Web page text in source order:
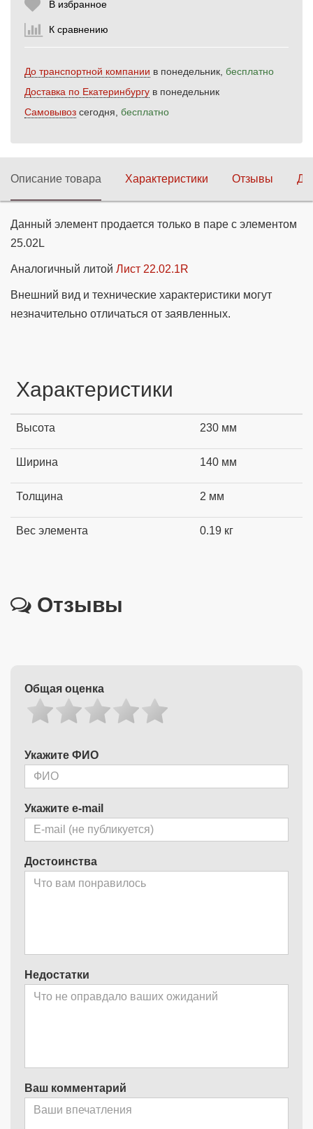
Продолжить
В избранное
К сравнению
До транспортной компании в понедельник, бесплатно
Доставка по Екатеринбургу в понедельник
Самовывоз сегодня, бесплатно
Описание товара Характеристики Отзывы
Данный элемент продается только в паре с элементом
25.02L
Аналогичный литой Лист 22.02.1R
Внешний вид и технические характеристики могут
незначительно отличаться от заявленных.
Характеристики
Высота 230 мм
Ширина 140 мм
Толщина 2 мм
Вес элемента 0.19 кг
Отзывы
Общая оценка
Укажите ФИО
Укажите e-mail
Достоинства
Недостатки
Ваш комментарий